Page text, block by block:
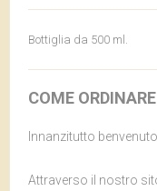
Bottiglia da 500 ml.
COME
Innanzitutto
Attraverso il nostro